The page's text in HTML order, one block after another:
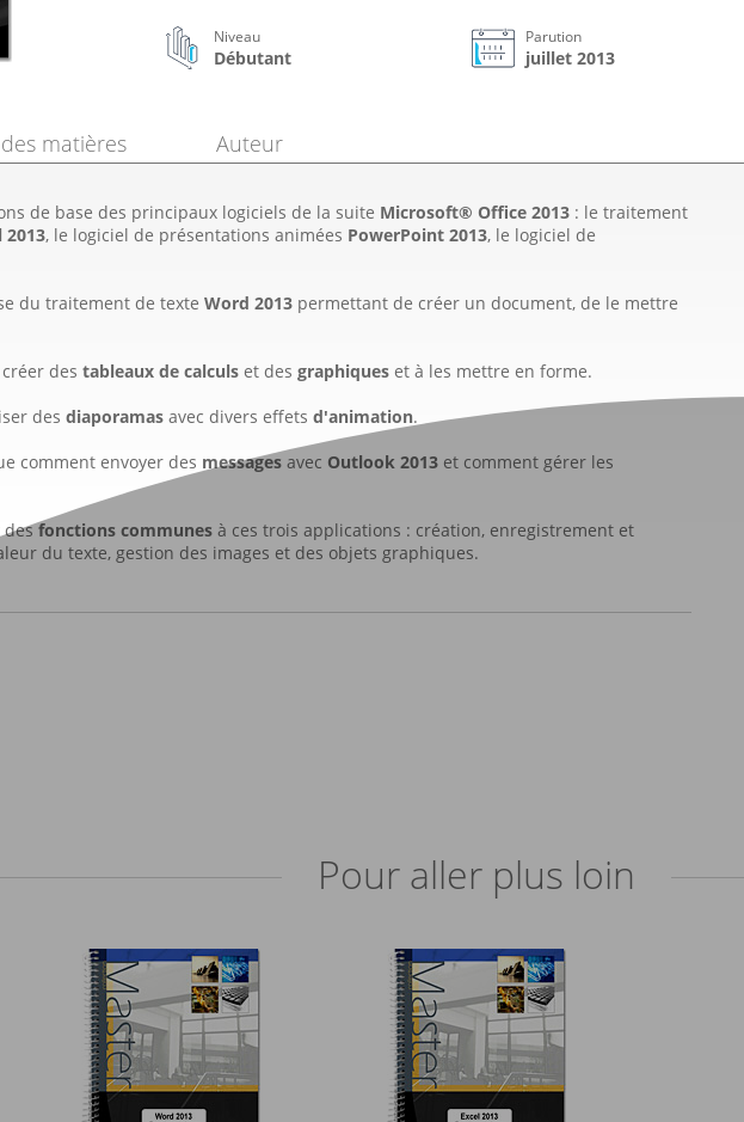
Niveau
Débutant
Parution
juillet 2013
de base des principaux logiciels de la suite Microsoft® Office 2013 : le traitement
2013, le logiciel de présentations animées PowerPoint 2013, le logiciel de
du traitement de texte Word 2013 permettant de créer un document, de le mettre
des tableaux de calculs et des graphiques et à les mettre en forme.
des diaporamas avec divers effets d'animation.
comment envoyer des messages avec Outlook 2013 et comment gérer les
desfonctions communes à ces trois applications : création, enregistrement et
du texte, gestion des images et des objets graphiques.
matières Auteur
Pour aller plus loin